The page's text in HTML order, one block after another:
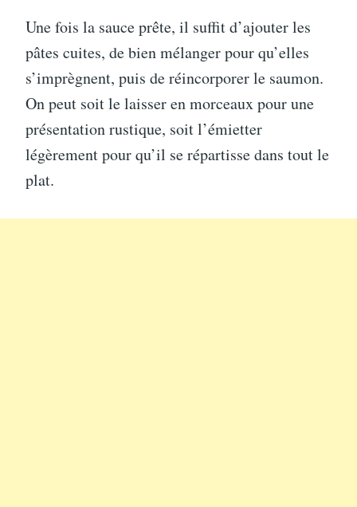
Une fois la sauce prête, il suffit d’ajouter les
pâtes cuites, de bien mélanger pour qu’elles
s’imprègnent, puis de réincorporer le saumon.
On peut soit le laisser en morceaux pour une
présentation rustique, soit l’émietter
légèrement pour qu’il se répartisse dans tout le
plat.